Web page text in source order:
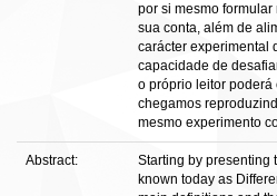
por si mesmo
sua conta, além de
carácter experimental
capacidade de
o próprio leitor poderá
chegamos
mesmo experimento
Abstract:
Starting by presenting
known today as